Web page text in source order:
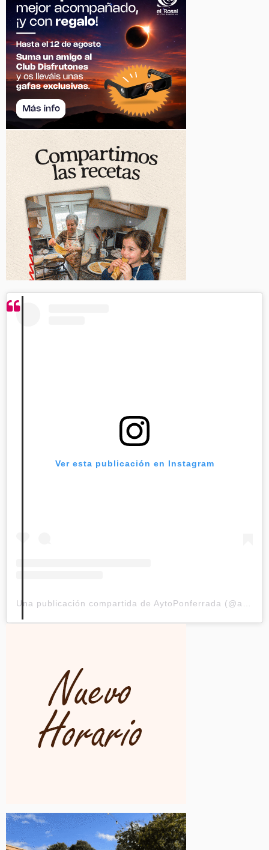
Ver esta publicación en Instagram
Una publicación compartida de AytoPonferrada (@aytoponferrada)